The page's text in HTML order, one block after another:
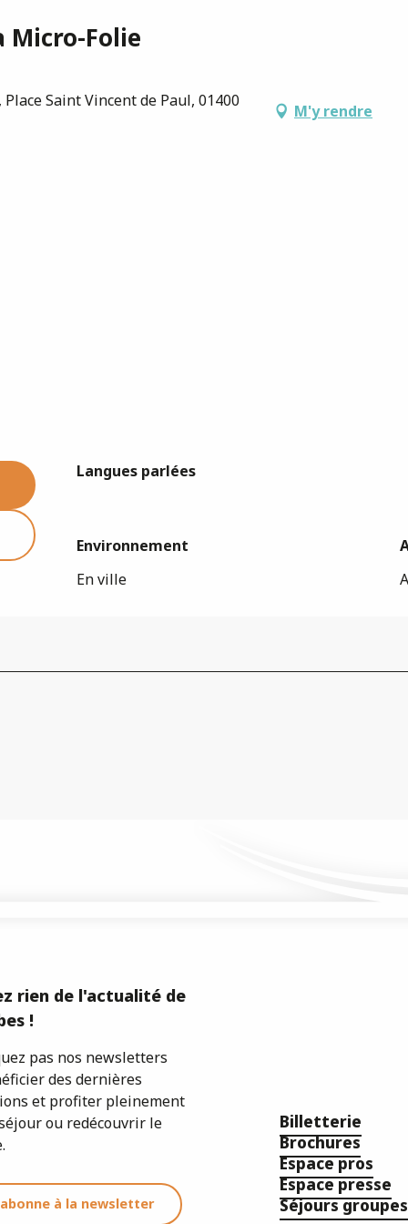
Micro-Folie
Saint Vincent de Paul, 01400
M'y rendre
Langues parlées
Langues parlées
Environnement
Environnement
En ville
rien de l'actualité de
!
pas nos newsletters
des dernières
et profiter pleinement
ou redécouvrir le
à la newsletter
Billetterie
Brochures
Espace pros
Espace presse
Séjours groupes